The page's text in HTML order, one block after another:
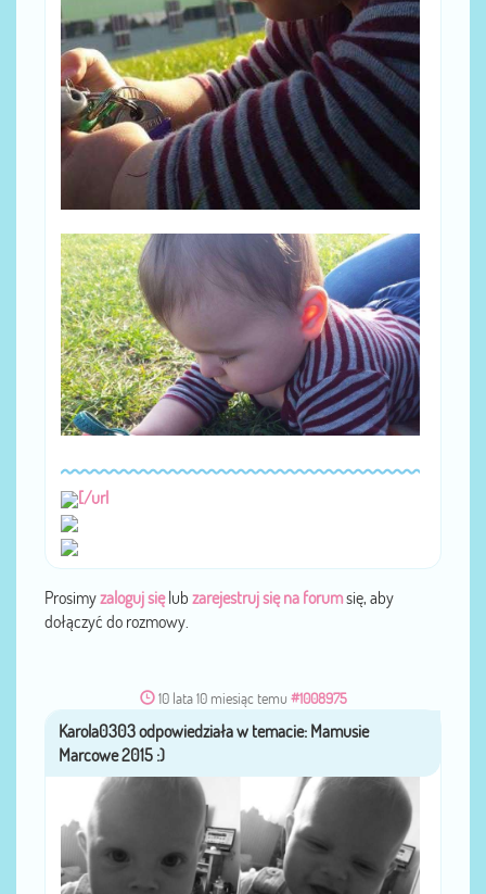
[/url
Prosimyzaloguj sięlub zarejestruj się na forumsię, aby
dołączyć do rozmowy.
10 lata 10 miesiąc temu #1008975
przezKarola0303